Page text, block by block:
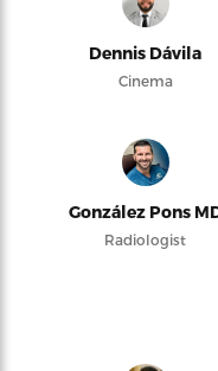
Dennis Dávila
Cinema
González Pons
Radiologist